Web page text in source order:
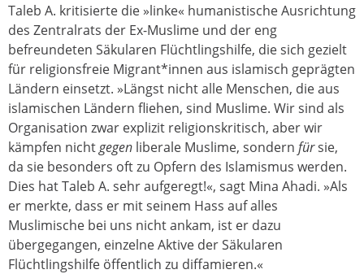
Taleb A. kritisierte die »linke« humanistische Ausrichtung
des Zentralrats der Ex-Muslime und der eng
befreundeten Säkularen Flüchtlingshilfe, die sich gezielt
für religionsfreie Migrant*innen aus islamisch geprägten
Ländern einsetzt. »Längst nicht alle Menschen, die aus
islamischen Ländern fliehen, sind Muslime. Wir sind als
Organisation zwar explizit religionskritisch, aber wir
kämpfen nichtgegen liberale Muslime, sondern fürsie,
da sie besonders oft zu Opfern des Islamismus werden.
Dies hat Taleb A. sehr aufgeregt!«, sagt Mina Ahadi. »Als
er merkte, dass er mit seinem Hass auf alles
Muslimische bei uns nicht ankam, ist er dazu
übergegangen, einzelne Aktive der Säkularen
Flüchtlingshilfe öffentlich zu diffamieren.«